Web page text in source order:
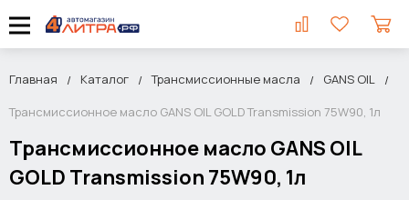
Главная Каталог Трансмиссионные масла
GANS OIL
Трансмиссионное масло GANS OIL GOLD Transmission 75W90, 1л
Трансмиссионное масло GANS OIL
GOLD Transmission 75W90, 1л